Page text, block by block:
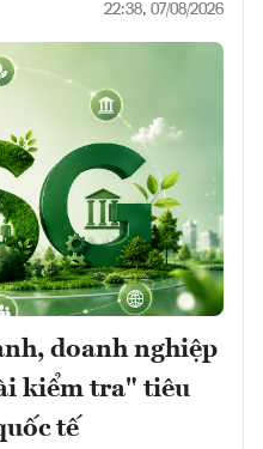
22:38, 07/08/2026
doanh nghiệp
kiểm tra" tiêu
tế